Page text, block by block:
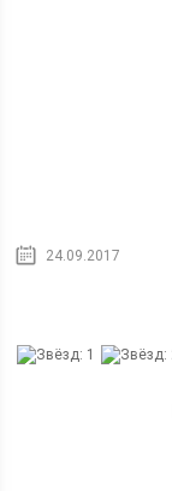
24.09.2017